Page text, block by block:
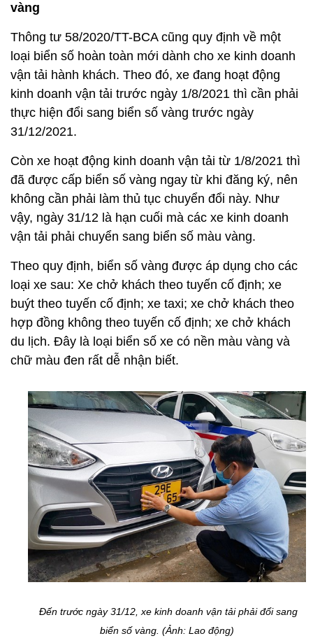
vàng
Thông tư 58/2020/TT-BCA cũng quy định về một
loại biển số hoàn toàn mới dành cho xe kinh doanh
vận tải hành khách. Theo đó, xe đang hoạt động
kinh doanh vận tải trước ngày 1/8/2021 thì cần phải
thực hiện đổi sang biển số vàng trước ngày
31/12/2021.
Còn xe hoạt động kinh doanh vận tải từ 1/8/2021 thì
đã được cấp biển số vàng ngay từ khi đăng ký, nên
không cần phải làm thủ tục chuyển đổi này. Như
vậy, ngày 31/12 là hạn cuối mà các xe kinh doanh
vận tải phải chuyển sang biển số màu vàng.
Theo quy định, biển số vàng được áp dụng cho các
loại xe sau: Xe chở khách theo tuyến cố định; xe
buýt theo tuyến cố định; xe taxi; xe chở khách theo
hợp đồng không theo tuyến cố định; xe chở khách
du lịch. Đây là loại biển số xe có nền màu vàng và
chữ màu đen rất dễ nhận biết.
Đến trước ngày 31/12, xe kinh doanh vận tải phải đổi sang
biển số vàng. (Ảnh: Lao động)